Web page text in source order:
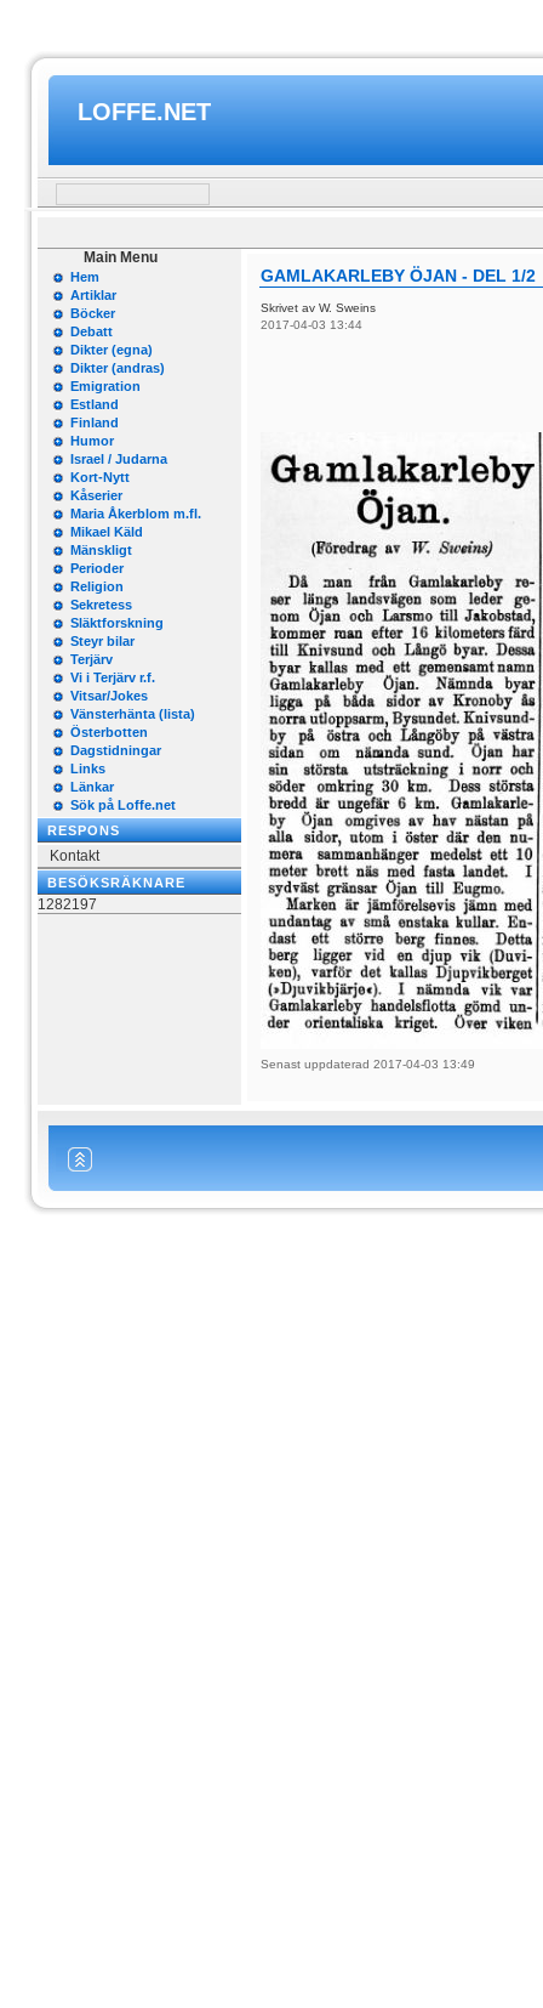
LOFFE.NET
Main Menu
Hem
Artiklar
Böcker
Debatt
Dikter (egna)
Dikter (andras)
Emigration
Estland
Finland
Humor
Israel / Judarna
Kort-Nytt
Kåserier
Maria Åkerblom m.fl.
Mikael Käld
Mänskligt
Perioder
Religion
Sekretess
Släktforskning
Steyr bilar
Terjärv
Vi i Terjärv r.f.
Vitsar/Jokes
Vänsterhänta (lista)
Österbotten
Dagstidningar
Links
Länkar
Sök på Loffe.net
RESPONS
Kontakt
BESÖKSRÄKNARE
1282197
GAMLAKARLEBY ÖJAN - DEL 1/2
Skrivet av W. Sweins
2017-04-03 13:44
Senast uppdaterad 2017-04-03 13:49